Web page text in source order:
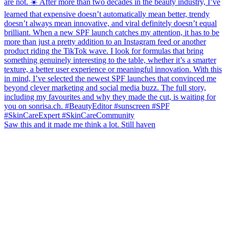
Saw this and it made me think a lot. Still haven